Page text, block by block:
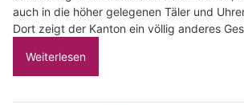
auch in die höher gelegenen Täler und
Dort zeigt der Kanton ein völlig anderes
Weiterlesen